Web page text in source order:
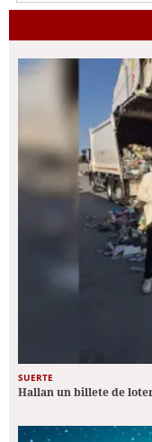
SUERTE
Hallan un billete de